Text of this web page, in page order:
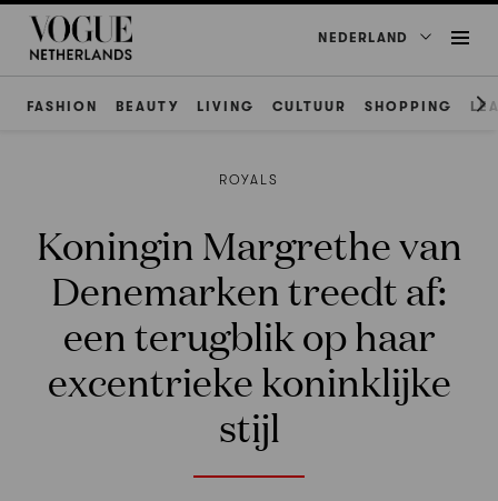
NEDERLAND
FASHION BEAUTY LIVING CULTUUR SHOPPING
ROYALS
Koningin Margrethe van
Denemarken treedt af:
een terugblik op haar
excentrieke koninklijke
stijl